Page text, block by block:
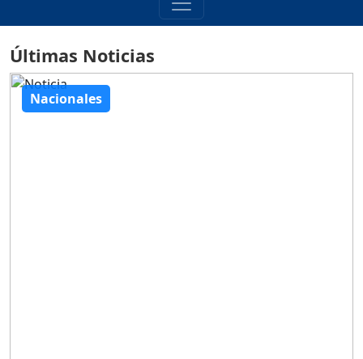
Últimas Noticias
Nacionales